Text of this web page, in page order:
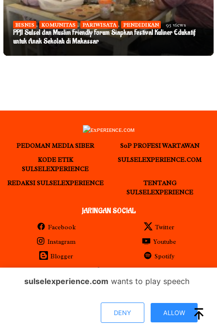
BISNIS , KOMUNITAS , PARIWISATA , PENDIDIKAN 95 views
PPJI Sulsel dan Muslim Friendly Forum Siapkan Festival Kuliner Edukatif
untuk Anak Sekolah di Makassar
NEWS 60 views
Gubernur Andi Sudirman Kukuhkan Sekda Sulsel Sebagai Ketua Tim
Pengawasan Penggunaan Bahasa Indonesia
NEWS 53 views
Sekda Jufri Rahman Resmi Buka Pemusatan Paskibraka Provinsi Sulsel
PEDOMAN MEDIA SIBER
S0P PROFESI WARTAWAN
KODE ETIK
SULSELEXPERIENCE
SULSELEXPERIENCE.COM
REDAKSI SULSELEXPERIENCE
TENTANG
SULSELEXPERIENCE
JARINGAN SOCIAL
Facebook
Twitter
Instagram
Youtube
Blogger
Spotify
𝐏𝐓 𝕰𝖝𝖕𝖊𝖗𝖎𝖊𝖓𝖈𝖊 𝕸𝖊𝖉𝖎𝖆 𝖀𝖙𝖆𝖒𝖆 𝕋𝕖𝕣𝕕𝕒𝕗𝕥𝕒𝕣 𝖊-𝕮𝖆𝖙𝖆𝖑𝖔𝖌 𝐁𝐞𝐥𝐚𝐧𝐣𝐚 𝐌𝐞𝐝𝐢𝐚
sulselexperience.com wants to play speech
DENY ALLOW